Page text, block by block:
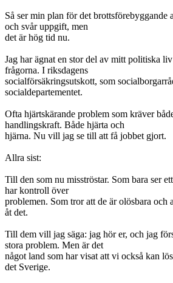
Så ser min plan för det brottsförebyggande
och svår uppgift, men
det är hög tid nu.
Jag har ägnat en stor del av mitt politiska
frågorna. I riksdagens
socialförsäkringsutskott, som
socialdepartementet.
Ofta hjärtskärande problem som kräver
handlingskraft. Både hjärta och
hjärna. Nu vill jag se till att få jobbet gjort.
Allra sist:
Till den som nu misströstar. Som bara ser
har kontroll över
problemen. Som tror att de är olösbara och
åt det.
Till dem vill jag säga: jag hör er, och jag
stora problem. Men är det
något land som har visat att vi också kan
det Sverige.